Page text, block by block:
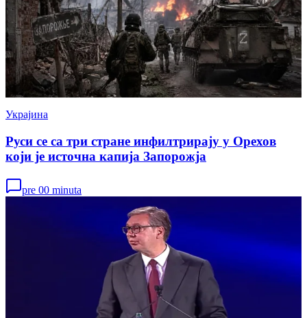
Украјина
Руси се са три стране инфилтрирају у Орехов
који је источна капија Запорожја
pre 00 minuta